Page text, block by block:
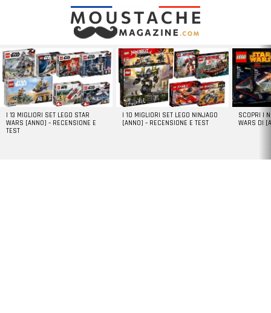
LATEST
STORIES
I 13 MIGLIORI SET LEGO STAR
WARS [ANNO] – RECENSIONE E
TEST
I 10 MIGLIORI SET LEGO NINJAGO
[ANNO] – RECENSIONE E TEST
SCOPRI I
WARS DI